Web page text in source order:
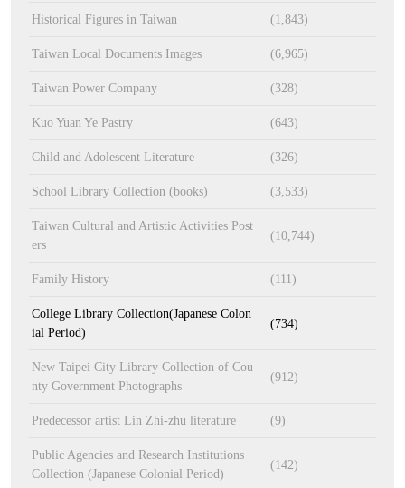
Historical Figures in Taiwan (1,843)
Taiwan Local Documents Images (6,965)
Taiwan Power Company (328)
Kuo Yuan Ye Pastry (643)
Child and Adolescent Literature (326)
School Library Collection (books) (3,533)
Taiwan Cultural and Artistic Activities Post
ers
(10,744)
Family History (111)
College Library Collection(Japanese Colon
ial Period)
(734)
New Taipei City Library Collection of Cou
nty Government Photographs
(912)
Predecessor artist Lin Zhi-zhu literature (9)
Public Agencies and Research Institutions
Collection (Japanese Colonial Period)
(142)